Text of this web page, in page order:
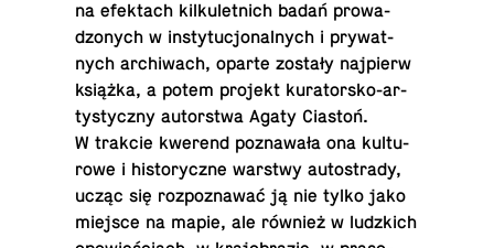
na efek­tach kil­ku­let­nich badań pro­wa­
dzo­nych w in­sty­tu­cjo­nal­nych i pry­wat­
nych ar­chi­wach, oparte zostały naj­pierw
książka, a potem projekt ku­ra­tor­sko-ar­
ty­stycz­ny au­tor­stwa Agaty Ciastoń.
W trakcie kwerend po­zna­wa­ła ona kul­tu­
ro­we i hi­sto­rycz­ne warstwy au­to­stra­dy,
ucząc się roz­po­zna­wać ją nie tylko jako
miejsce na mapie, ale również w ludz­kich